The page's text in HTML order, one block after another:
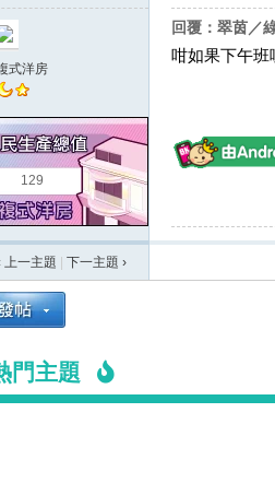
式洋房
129
回覆：翠茵／
咁如果下午班
上一主題 下一主題 ›
門主題